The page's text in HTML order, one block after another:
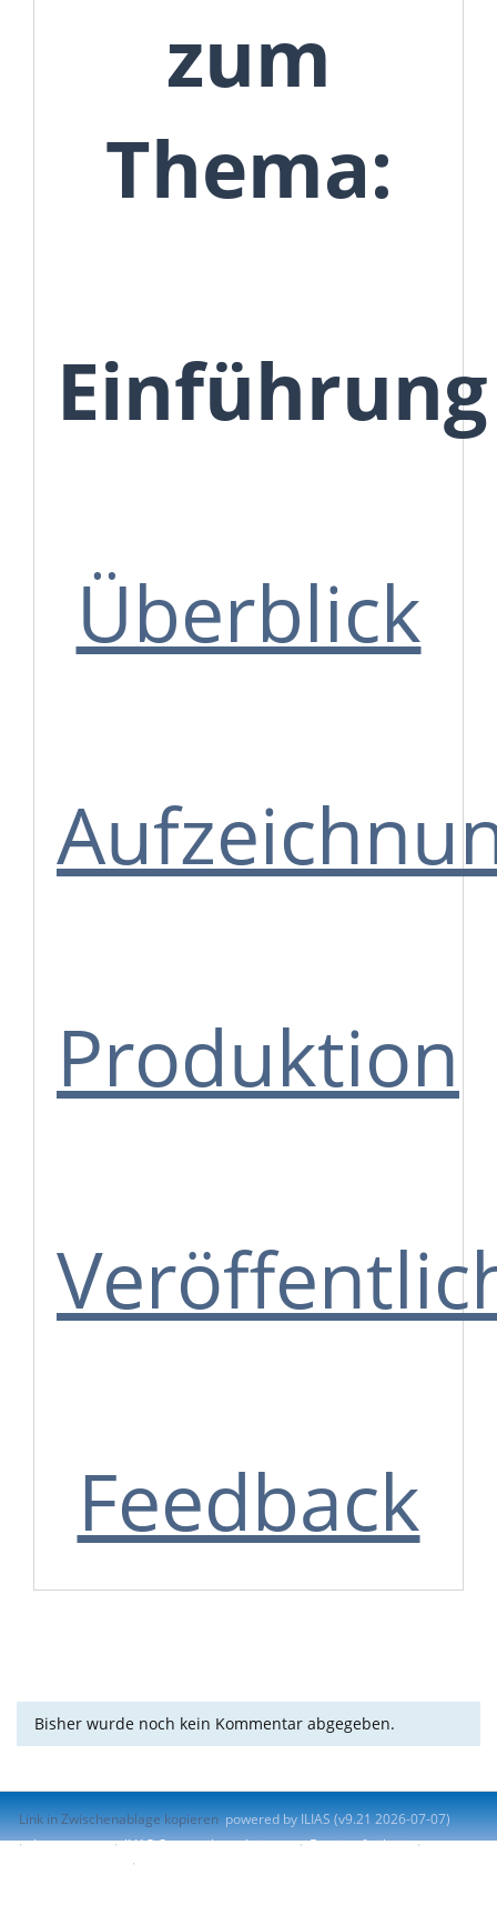
zum
Thema:
Einführung
Überblick
Produktion
Feedback
Bisher wurde noch kein Kommentar abgegeben.
Link in Zwischenablage kopieren powered by ILIAS (v9.21 2026-07-07)
Impressum
ILIAS-Support kontaktieren
Barrierefreiheit